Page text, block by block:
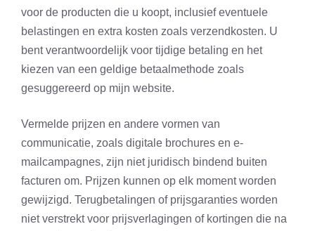
voor de producten die u koopt, inclusief eventuele
belastingen en extra kosten zoals verzendkosten. U
bent verantwoordelijk voor tijdige betaling en het
kiezen van een geldige betaalmethode zoals
gesuggereerd op mijn website.
Vermelde prijzen en andere vormen van
communicatie, zoals digitale brochures en e-
mailcampagnes, zijn niet juridisch bindend buiten
facturen om. Prijzen kunnen op elk moment worden
gewijzigd. Terugbetalingen of prijsgaranties worden
niet verstrekt voor prijsverlagingen of kortingen die na